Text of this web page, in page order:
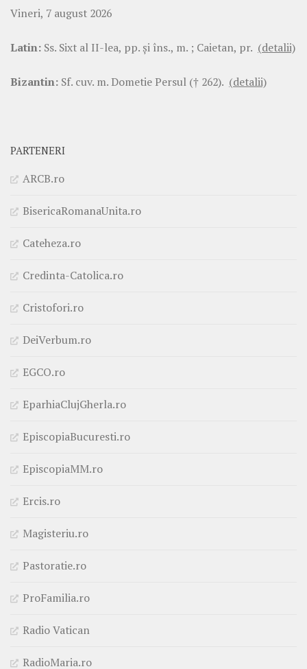
Vineri, 7 august 2026
Latin: Ss. Sixt al II-lea, pp. şi îns., m. ; Caietan, pr. (detalii)
Bizantin: Sf. cuv. m. Dometie Persul († 262). (detalii)
PARTENERI
ARCB.ro
BisericaRomanaUnita.ro
Cateheza.ro
Credinta-Catolica.ro
Cristofori.ro
DeiVerbum.ro
EGCO.ro
EparhiaClujGherla.ro
EpiscopiaBucuresti.ro
EpiscopiaMM.ro
Ercis.ro
Magisteriu.ro
Pastoratie.ro
ProFamilia.ro
Radio Vatican
RadioMaria.ro